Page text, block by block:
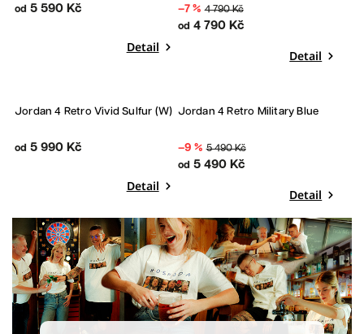
od 5 590 Kč
Detail
–7 % 4 790 Kč
od 4 790 Kč
Detail
Jordan 4 Retro Vivid Sulfur (W)
od 5 990 Kč
Detail
Bestseller
Jordan 4 Retro Military Blue
–9 % 5 490 Kč
od 5 490 Kč
Detail